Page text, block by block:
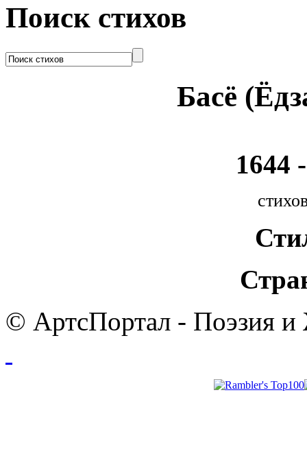
Поиск стихов
Басё
1644
© АртсПортал - Поэзия